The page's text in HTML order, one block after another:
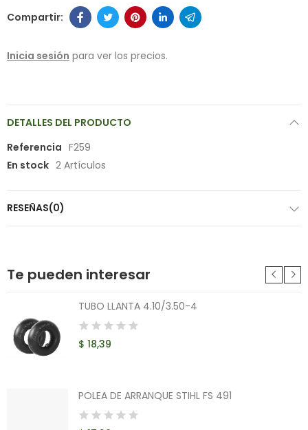
Inicia sesión para ver los precios.
DETALLES DEL PRODUCTO
Referencia F259
En stock 2 Artículos
RESEÑAS(0)
Te pueden interesar
TUBO LLANTA 4.10/3.50-4
$ 18,39
POLEA DE ARRANQUE STIHL FS 491